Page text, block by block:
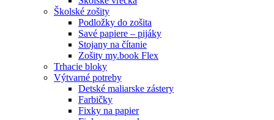
Školské zošity
Podložky do zošita
Savé papiere – pijáky
Stojany na čítanie
Zošity my.book Flex
Trhacie bloky
Výtvarné potreby
Detské maliarske zástery
Farbičky
Fixky na papier